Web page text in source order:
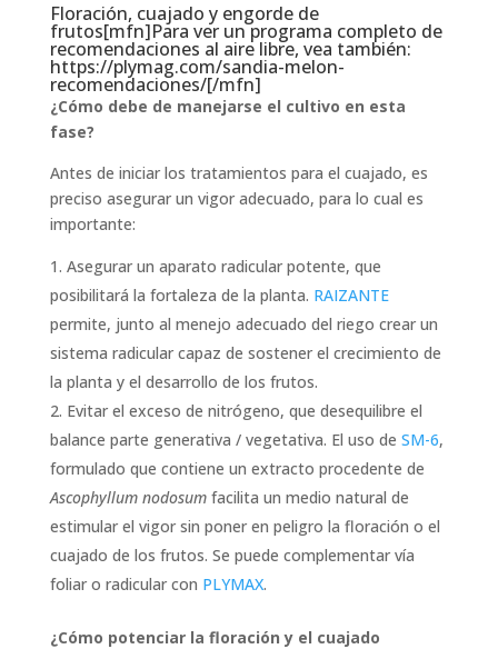
Floración, cuajado y engorde de
frutos[mfn]Para ver un programa completo de
recomendaciones al aire libre, vea también:
https://plymag.com/sandia-melon-
recomendaciones/[/mfn]
¿Cómo debe de manejarse el cultivo en esta
fase?
Antes de iniciar los tratamientos para el cuajado, es
preciso asegurar un vigor adecuado, para lo cual es
importante:
Asegurar un aparato radicular potente, que
posibilitará la fortaleza de la planta. RAIZANTE
permite, junto al menejo adecuado del riego crear un
sistema radicular capaz de sostener el crecimiento de
la planta y el desarrollo de los frutos.
Evitar el exceso de nitrógeno, que desequilibre el
balance parte generativa / vegetativa. El uso de SM-6,
formulado que contiene un extracto procedente de
Ascophyllum nodosumfacilita un medio natural de
estimular el vigor sin poner en peligro la floración o el
cuajado de los frutos. Se puede complementar vía
foliar o radicular con PLYMAX.
¿Cómo potenciar la floración y el cuajado